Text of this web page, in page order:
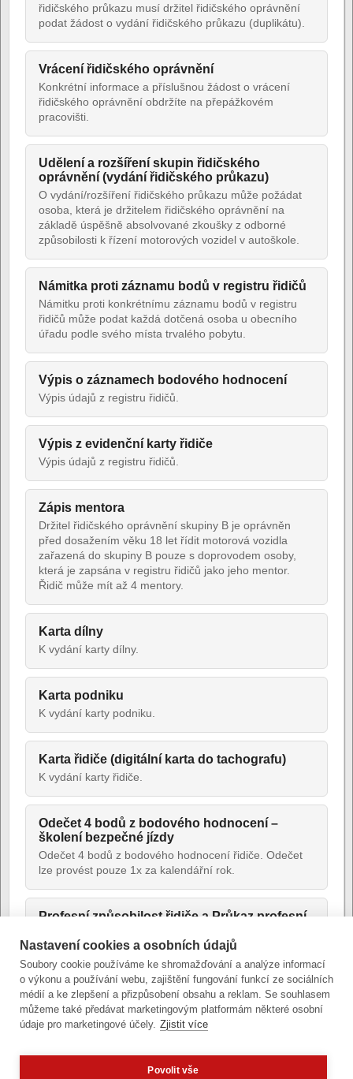
řidičského průkazu musí držitel řidičského oprávnění
podat žádost o vydání řidičského průkazu (duplikátu).
Vrácení řidičského oprávnění
Konkrétní informace a příslušnou žádost o vrácení
řidičského oprávnění obdržíte na přepážkovém
pracovišti.
Udělení a rozšíření skupin řidičského
oprávnění (vydání řidičského průkazu)
O vydání/rozšíření řidičského průkazu může požádat
osoba, která je držitelem řidičského oprávnění na
základě úspěšně absolvované zkoušky z odborné
způsobilosti k řízení motorových vozidel v autoškole.
Námitka proti záznamu bodů v registru řidičů
Námitku proti konkrétnímu záznamu bodů v registru
řidičů může podat každá dotčená osoba u obecního
úřadu podle svého místa trvalého pobytu.
Výpis o záznamech bodového hodnocení
Výpis údajů z registru řidičů.
Výpis z evidenční karty řidiče
Výpis údajů z registru řidičů.
Zápis mentora
Držitel řidičského oprávnění skupiny B je oprávněn
před dosažením věku 18 let řídit motorová vozidla
zařazená do skupiny B pouze s doprovodem osoby,
která je zapsána v registru řidičů jako jeho mentor.
Řidič může mít až 4 mentory.
Karta dílny
K vydání karty dílny.
Karta podniku
K vydání karty podniku.
Karta řidiče (digitální karta do tachografu)
K vydání karty řidiče.
Odečet 4 bodů z bodového hodnocení –
školení bezpečné jízdy
Odečet 4 bodů z bodového hodnocení řidiče. Odečet
lze provést pouze 1x za kalendářní rok.
Profesní způsobilost řidiče a Průkaz profesní
Žádost o vydání průkazu profesní způsobilosti řidiče
podávají řidiči motorových vozidel skupin C1,C1+E, C,
C+E, D1, D1+E, D, D+E, kteří vykonávají závislou
činnost u zaměstnavatele.
Nastavení cookies a osobních údajů
Soubory cookie používáme ke shromažďování a analýze informací
o výkonu a používání webu, zajištění fungování funkcí ze sociálních
médií a ke zlepšení a přizpůsobení obsahu a reklam. Se souhlasem
můžeme také předávat marketingovým platformám některé osobní
údaje pro marketingové účely. Zjistit více
Povolit vše